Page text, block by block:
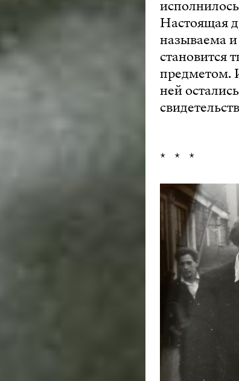
Настоящая
называема
становится
предметом.
ней
* * *